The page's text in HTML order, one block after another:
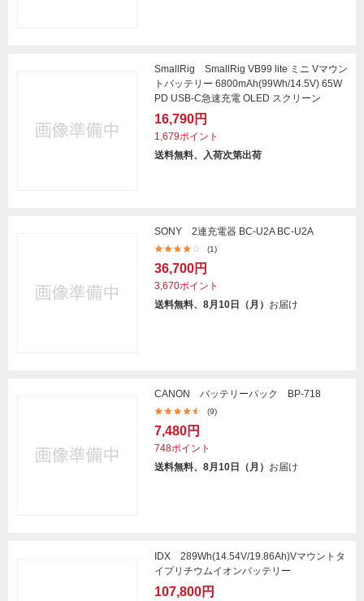
SmallRig SmallRig VB99 lite ミニ Vマウン
トバッテリー 6800mAh(99Wh/14.5V) 65W
PD USB-C急速充電 OLED スクリーン
16,790円
1,679ポイント
送料無料、入荷次第出荷
SONY 2連充電器 BC-U2A BC-U2A
(1)
36,700円
3,670ポイント
送料無料、8月10日（月） お届け
CANON バッテリーパック BP-718
(9)
7,480円
748ポイント
送料無料、8月10日（月） お届け
IDX 289Wh(14.54V/19.86Ah)Vマウントタ
イプリチウムイオンバッテリー
107,800円